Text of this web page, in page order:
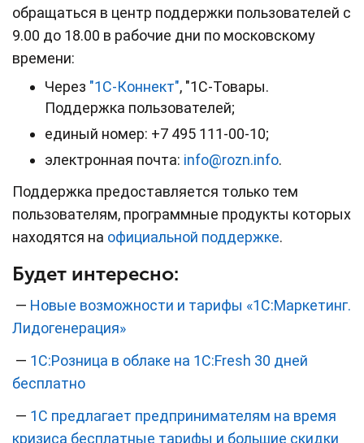
обращаться в центр поддержки пользователей с
9.00 до 18.00 в рабочие дни по московскому
времени:
Через "1С-Коннект", "1С-Товары.
Поддержка пользователей;
единый номер: +7 495 111-00-10;
электронная почта: info@rozn.info.
Поддержка предоставляется только тем
пользователям, программные продукты которых
находятся на официальной поддержке.
Будет интересно:
— Новые возможности и тарифы «1С:Маркетинг.
Лидогенерация»
— 1С:Розница в облаке на 1С:Fresh 30 дней
бесплатно
— 1С предлагает предпринимателям на время
кризиса бесплатные тарифы и большие скидки